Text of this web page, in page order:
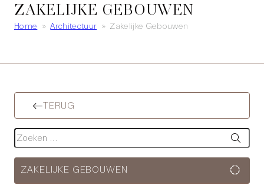
ZAKELIJKE GEBOUWEN
Home »Architectuur » Zakelijke Gebouwen
TERUG
Zoeken
ZAKELIJKE GEBOUWEN